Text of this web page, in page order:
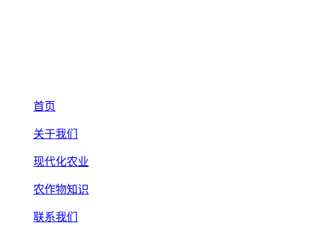
首页
关于我们
现代化农业
农作物知识
联系我们